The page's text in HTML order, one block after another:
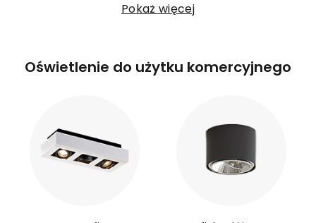
Pokaż więcej
Oświetlenie do użytku komercyjnego